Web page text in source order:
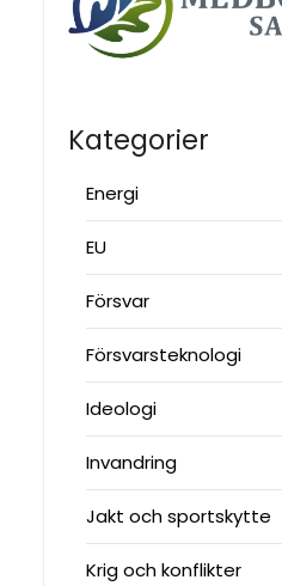
Kategorier
Energi
EU
Försvar
Försvarsteknologi
Ideologi
Invandring
Jakt och sportskytte
Krig och konflikter